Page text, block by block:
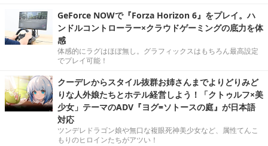
GeForce NOWで『Forza Horizon 6』をプレイ。ハ
ンドルコントローラー×クラウドゲーミングの底力を体
感
体感的にラグはほぼ無し。グラフィックスはもちろん最高設定
でプレイ可能！
クーデレからスタイル抜群お姉さんまでよりどりみど
りな人外娘たちとホテル経営しよう！「クトゥルフ×美
少女」テーマのADV『ヨグ=ソトースの庭』が日本語
対応
ツンデレドラゴン娘や無口な複眼死神美少女など、属性てんこ
もりのヒロインたちがアツい！